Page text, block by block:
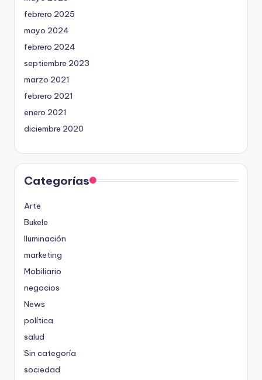
febrero 2025
mayo 2024
febrero 2024
septiembre 2023
marzo 2021
febrero 2021
enero 2021
diciembre 2020
Categorías
Arte
Bukele
Iluminación
marketing
Mobiliario
negocios
News
política
salud
Sin categoría
sociedad